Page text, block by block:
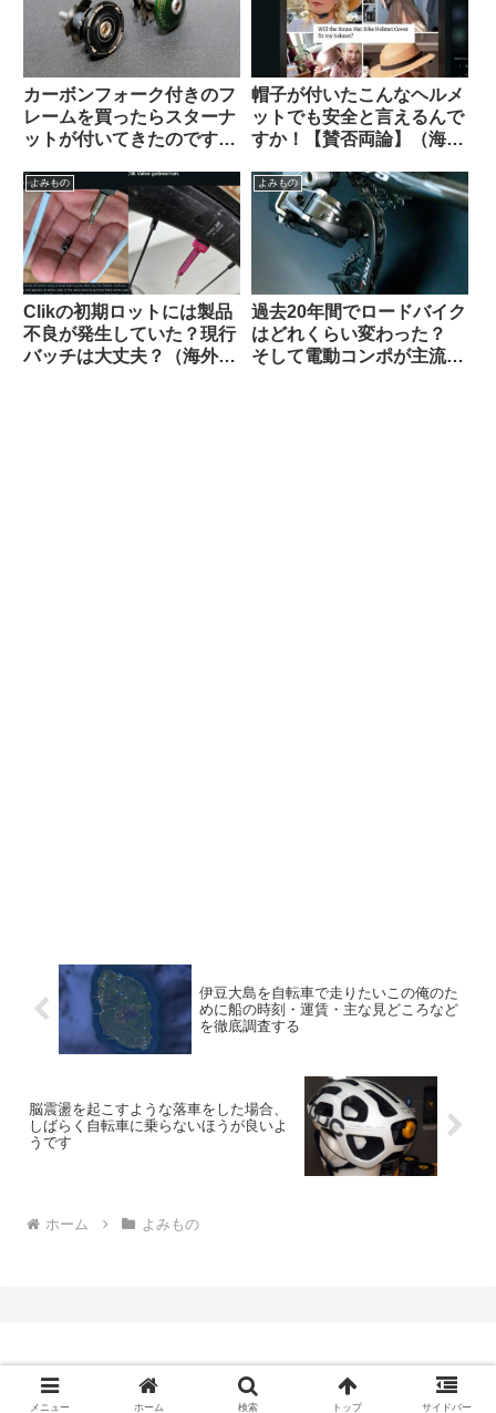
カーボンフォーク付きのフ
レームを買ったらスターナ
ットが付いてきたのですが
（海外掲示板から）
帽子が付いたこんなヘルメ
ットでも安全と言えるんで
すか！【賛否両論】（海外
よみもの
Clikの初期ロットには製品
不良が発生していた？現行
バッチは大丈夫？（海外掲
よみもの
過去20年間でロードバイク
はどれくらい変わった？
そして電動コンポが主流に
伊豆大島を自転車で走りたいこの俺のた
めに船の時刻・運賃・主な見どころなど
を徹底調査する
脳震盪を起こすような落車をした場合、
しばらく自転車に乗らないほうが良いよ
うです
ホーム よみもの
Copyright © 2009-2026 CBN Blog All Rights Reserved.
メニュー ホーム 検索 トップ サイドバー